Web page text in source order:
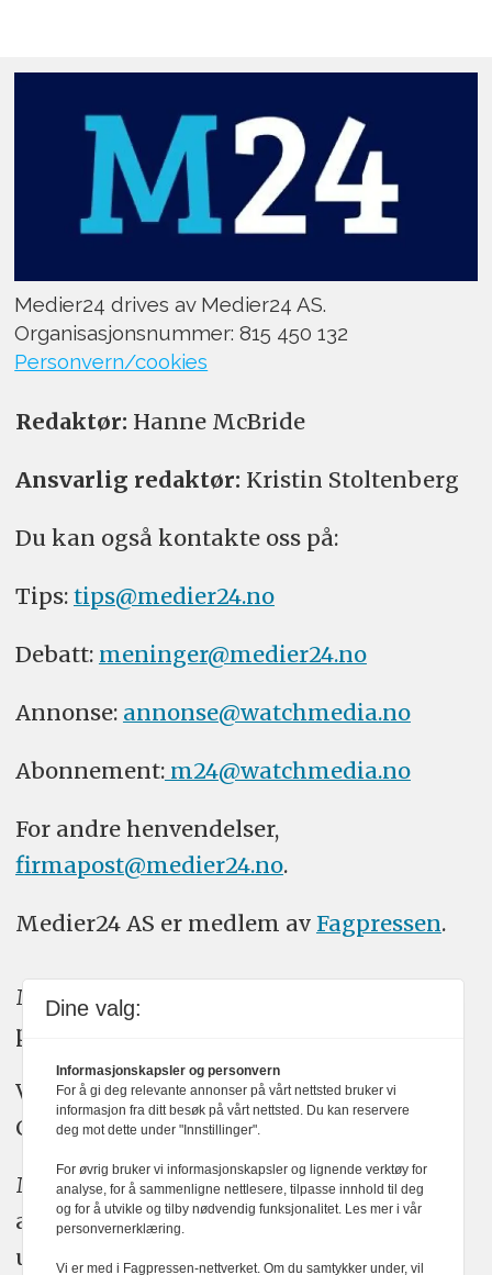
Medier24 drives av Medier24 AS.
Organisasjonsnummer: 815 450 132
Personvern/cookies
Redaktør: Hanne McBride
Ansvarlig redaktør: Kristin Stoltenberg
Du kan også kontakte oss på:
Tips: tips@medier24.no
Debatt: meninger@medier24.no
Annonse: annonse@watchmedia.no
Abonnement:m24@watchmedia.no
For andre henvendelser,
firmapost@medier24.no.
Medier24 AS er medlem av Fagpressen.
Medier24 arbeider etter Vær Varsom-
plakatens regler for god presseskikk.
Vi bruker KI-verktøy som ChatGPT,
Claude, og Gemini i journalistikken vår.
Medier24s redaksjon har alltid det fulle
ansvar for publisert innhold, med eller
uten bruk av kunstig intelligens.
Dine valg:
Informasjonskapsler og personvern
For å gi deg relevante annonser på vårt nettsted bruker vi
informasjon fra ditt besøk på vårt nettsted. Du kan reservere
deg mot dette under "Innstillinger".
For øvrig bruker vi informasjonskapsler og lignende verktøy for
analyse, for å sammenligne nettlesere, tilpasse innhold til deg
og for å utvikle og tilby nødvendig funksjonalitet. Les mer i vår
personvernerklæring.
Vi er med i Fagpressen-nettverket. Om du samtykker under, vil